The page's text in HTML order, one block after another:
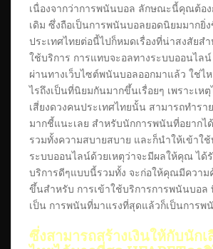
เนื่องจากว่าการพนันบอล ลักษณะนี้คุณต้อง
เดิม ซึ่งถือเป็นการพนันบอลยอดนิยมมากยิ่
ประเทศไทยต่อนี้ไปก็หมดเรื่องที่น่าสงสัยสำ
ใช้บริการ การแทบจะอลทางระบบออนไล
ผ่านทางเว็บไซต์พนันบอลออกมาแล้ว ใช่ไห
ไรถึงเป็นที่นิยมกันมากขึ้นเรื่อยๆ เพราะเห
เสี่ยงดวงคนประเทศไทยนั้น สามารถทำรา
มากชี้แนะเลย สำหรับนักการพนันที่อยากไ
รวมทั้งความสบายสบาย และก็นำให้เข้าใ
ระบบออนไลน์ด้วยเหตุว่าจะมีผลให้คุณ ได้
บริการดีๆแบบนี้รวมทั้ง จะก่อให้คุณมีความ
ขึ้นสำหรับ การเข้าใช้บริการการพนันบอล
เป็น การพนันที่มาแรงที่สุดแล้วก็เป็นการพ
ซึ่งสามารถสร้างเงินให้กับนัก